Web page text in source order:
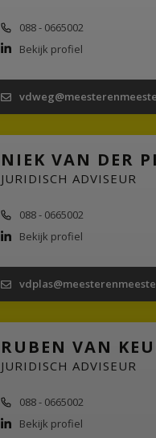
088 - 0665002
Bekijk profiel
NIEK VAN DER
JURIDISCH ADVISEUR
088 - 0665002
Bekijk profiel
RUBEN VAN
JURIDISCH ADVISEUR
088 - 0665002
Bekijk profiel